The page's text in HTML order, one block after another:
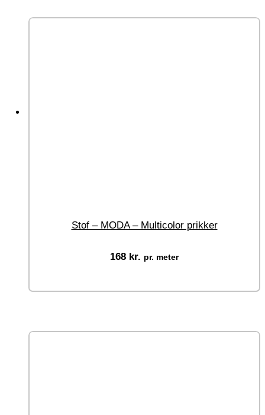
Stof – MODA – Multicolor prikker
168 kr. pr. meter